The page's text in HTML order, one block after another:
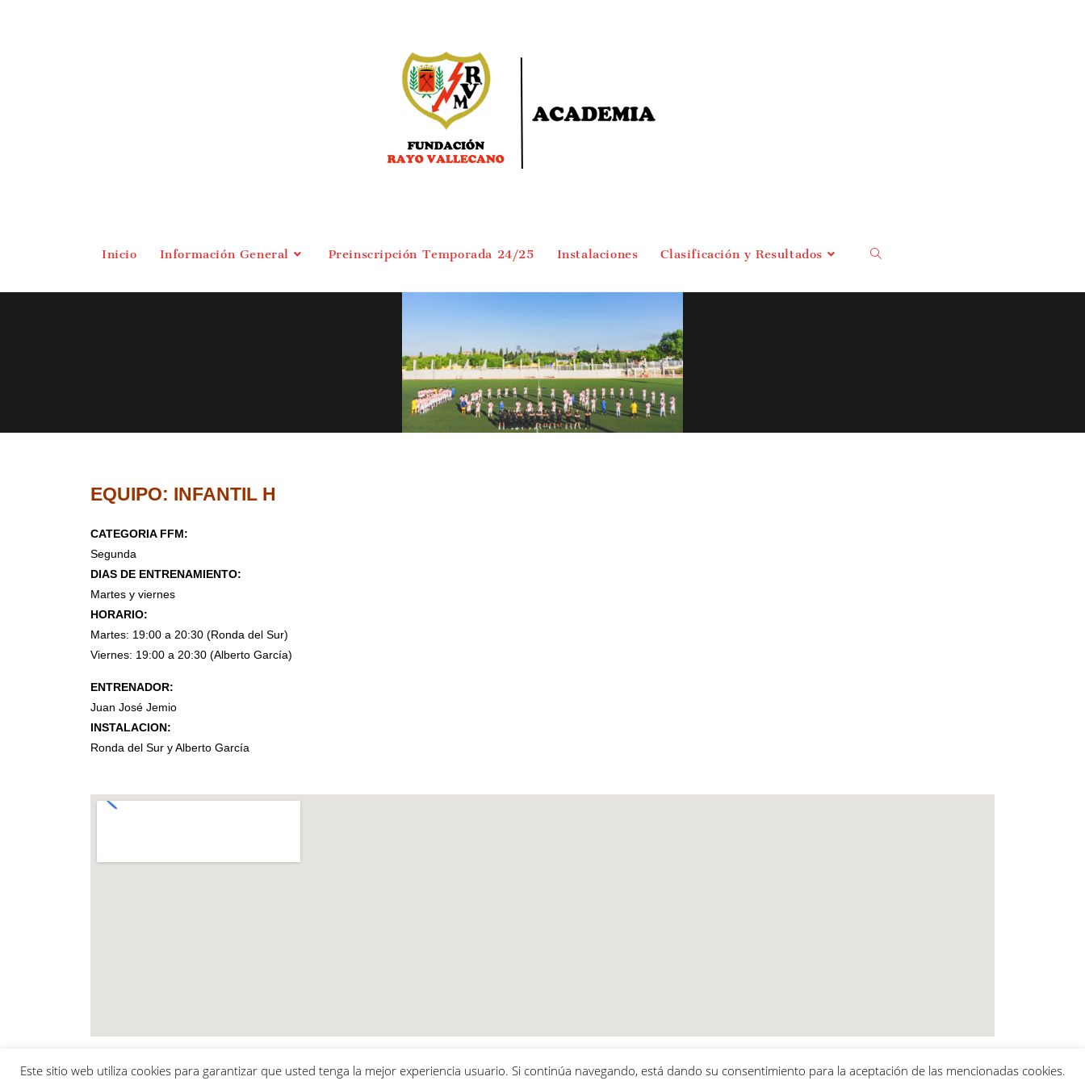
Inicio Información General Preinscripción Temporada 24/25 Instalaciones Clasificación y Resultados
Infantil H
EQUIPO: INFANTIL H
CATEGORIA FFM:
Segunda
DIAS DE ENTRENAMIENTO:
Martes y viernes
HORARIO:
Martes: 19:00 a 20:30 (Ronda del Sur)
Viernes: 19:00 a 20:30 (Alberto García)
ENTRENADOR:
Juan José Jemio
INSTALACION:
Ronda del Sur y Alberto García
Este sitio web utiliza cookies para garantizar que usted tenga la mejor experiencia usuario. Si continúa navegando, está dando su consentimiento para la aceptación de las mencionadas cookies.